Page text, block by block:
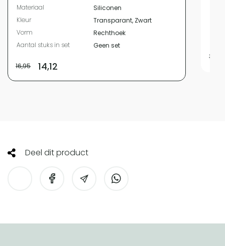
Materiaal
Siliconen
Kleur
Transparant, Zwart
Vorm
Rechthoek
Aantal stuks in set
Geen set
16,95 14,12
10,95
Deel dit product